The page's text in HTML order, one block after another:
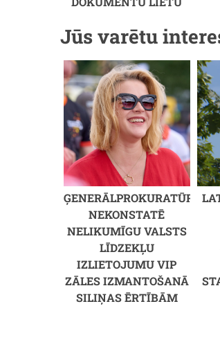
Jūs varētu
ĢENERĀLPROKURATŪRA
NEKONSTATĒ
NELIKUMĪGU VALSTS
LĪDZEKĻU
IZLIETOJUMU VIP
ZĀLES IZMANTOŠANĀ
SILIŅAS ĒRTĪBĀM